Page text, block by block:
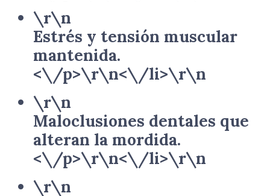
\r\n
Estrés y tensión muscular
mantenida.
<\/p>\r\n<\/li>\r\n
\r\n
Maloclusiones dentales que
alteran la mordida.
<\/p>\r\n<\/li>\r\n
\r\n